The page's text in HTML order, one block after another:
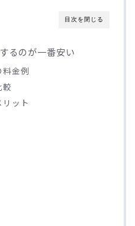
目次を閉じる
るのが一番安い
金例
ット